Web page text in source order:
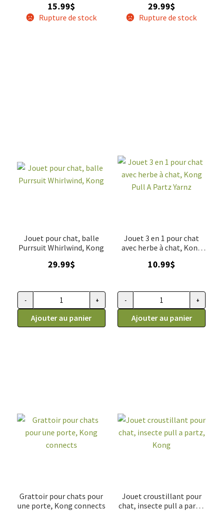
15.99$
Rupture de stock
29.99$
Rupture de stock
Jouet pour chat, balle
Purrsuit Whirlwind, Kong
29.99$
quantité de Jouet pour chat, balle Purrsuit Whirlwind, Kong
- +
Ajouter au panier
Jouet 3 en 1 pour chat
avec herbe à chat, Kong
10.99$
quantité de Jouet 3 en 1 pour
- +
Ajouter au panier
Grattoir pour chats pour
une porte, Kong connects
Jouet croustillant pour
chat, insecte pull a partz,